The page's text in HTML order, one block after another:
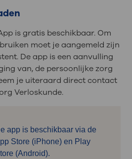
is gratis beschikbaar. Om
moet je aangemeld zijn
De app is een aanvulling
van, de persoonlijke zorg
je uiteraard direct contact
Verloskunde.
app is beschikbaar via de
Store (iPhone) en Play
(Android).